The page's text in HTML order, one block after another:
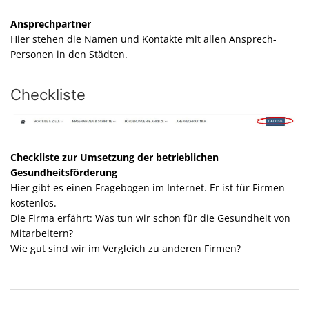
Ansprechpartner
Hier stehen die Namen und Kontakte mit allen Ansprech-
Personen in den Städten.
Checkliste
Checkliste zur Umsetzung der betrieblichen
Gesundheitsförderung
Hier gibt es einen Fragebogen im Internet. Er ist für Firmen
kostenlos.
Die Firma erfährt: Was tun wir schon für die Gesundheit von
Mitarbeitern?
Wie gut sind wir im Vergleich zu anderen Firmen?